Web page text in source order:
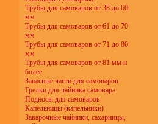
Трубы для самоваров от 38 до 60
мм
Трубы для самоваров от 61 до 70
мм
Трубы для самоваров от 71 до 80
мм
Трубы для самоваров от 81 мм и
более
Запасные части для самоваров
Грелки для чайника самовара
Подносы для самоваров
Капельницы (капельники)
Заварочные чайники, сахарницы,